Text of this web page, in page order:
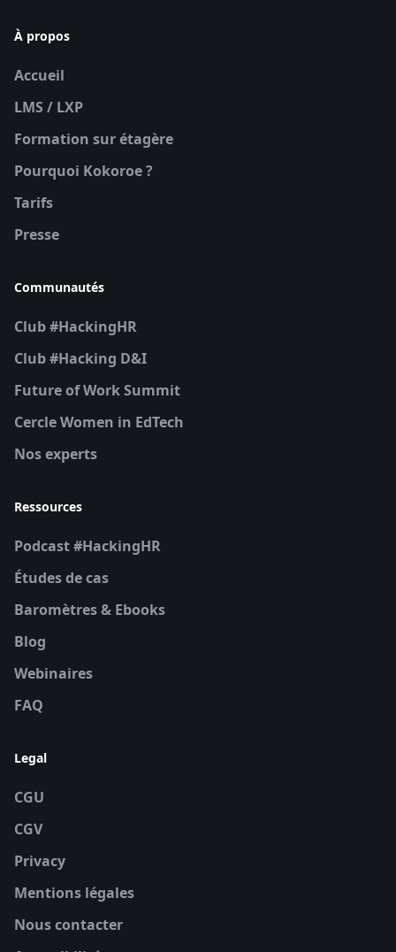
À propos
Accueil
LMS / LXP
Formation sur étagère
Pourquoi Kokoroe ?
Tarifs
Presse
Communautés
Club #HackingHR
Club #Hacking D&I
Future of Work Summit
Cercle Women in EdTech
Nos experts
Ressources
Podcast #HackingHR
Études de cas
Baromètres & Ebooks
Blog
Webinaires
FAQ
Legal
CGU
CGV
Privacy
Mentions légales
Nous contacter